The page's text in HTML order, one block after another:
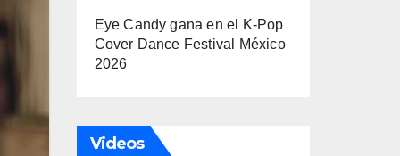
Eye Candy gana en el K-Pop
Cover Dance Festival México
2026
Videos